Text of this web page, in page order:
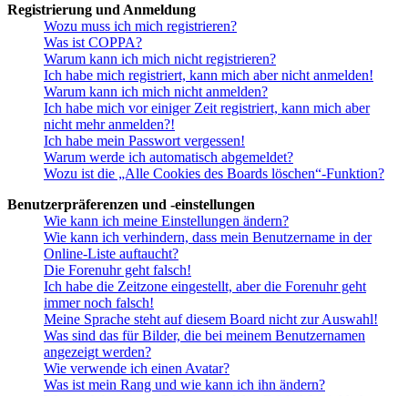
Registrierung und Anmeldung
Wozu muss ich mich registrieren?
Was ist COPPA?
Warum kann ich mich nicht registrieren?
Ich habe mich registriert, kann mich aber nicht anmelden!
Warum kann ich mich nicht anmelden?
Ich habe mich vor einiger Zeit registriert, kann mich aber
nicht mehr anmelden?!
Ich habe mein Passwort vergessen!
Warum werde ich automatisch abgemeldet?
Wozu ist die „Alle Cookies des Boards löschen“-Funktion?
Benutzerpräferenzen und -einstellungen
Wie kann ich meine Einstellungen ändern?
Wie kann ich verhindern, dass mein Benutzername in der
Online-Liste auftaucht?
Die Forenuhr geht falsch!
Ich habe die Zeitzone eingestellt, aber die Forenuhr geht
immer noch falsch!
Meine Sprache steht auf diesem Board nicht zur Auswahl!
Was sind das für Bilder, die bei meinem Benutzernamen
angezeigt werden?
Wie verwende ich einen Avatar?
Was ist mein Rang und wie kann ich ihn ändern?